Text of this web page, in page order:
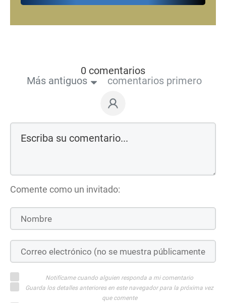
0 comentarios
Más antiguos
comentarios primero
Comente como un invitado:
Notifícame cuando alguien responda a mi comentario
Guarda los detalles anteriores en este navegador para la próxima vez
que comente